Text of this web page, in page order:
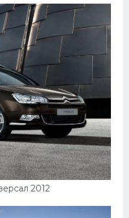
2012